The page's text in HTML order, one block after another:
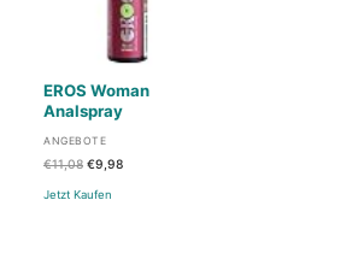
EROS Woman
Analspray
ANGEBOTE
€11,08 Ursprünglicher
Preis
war:
€11,08
€9,98Aktueller
Jetzt Kaufen